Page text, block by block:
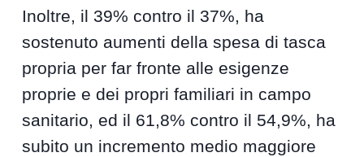
Inoltre, il 39% contro il 37%, ha
sostenuto aumenti della spesa di tasca
propria per far fronte alle esigenze
proprie e dei propri familiari in campo
sanitario, ed il 61,8% contro il 54,9%, ha
subito un incremento medio maggiore